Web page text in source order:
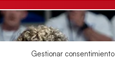
Gestionar consentimiento